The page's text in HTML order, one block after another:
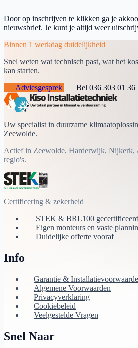
Door op inschrijven te klikken ga je
nieuwsbrief. Je kunt je altijd weer
Binnen 1 werkdag duidelijkheid
Snel weten wat technisch past, wat het
kan starten.
Adviesgesprek
Bel 036 303 01 36
Uw specialist in duurzame
Zeewolde.
Actief in Zeewolde, Harderwijk, Nijkerk,
regio's.
Certificering & zekerheid
STEK & BRL100 gecertificeerd
Eigen monteurs en vaste
Duidelijke offerte vooraf
Info
Garantie &
Algemene Voorwaarden
Privacyverklaring
Cookiebeleid
Veelgestelde Vragen
Snel Naar